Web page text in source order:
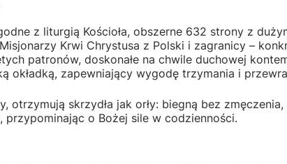
z liturgią Kościoła, obszerne 632 strony z
Krwi Chrystusa z Polski i zagranicy –
patronów, doskonałe na chwile duchowej
okładką, zapewniający wygodę trzymania i
otrzymują skrzydła jak orły: biegną bez
o Bożej sile w codzienności.